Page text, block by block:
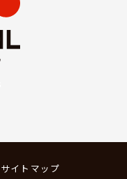
サイトマップ